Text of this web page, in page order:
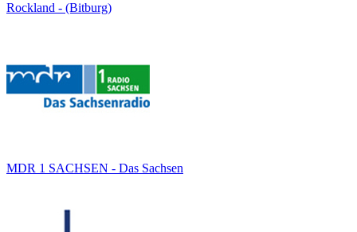
Rockland - (Bitburg)
MDR 1 SACHSEN - Das Sachsen